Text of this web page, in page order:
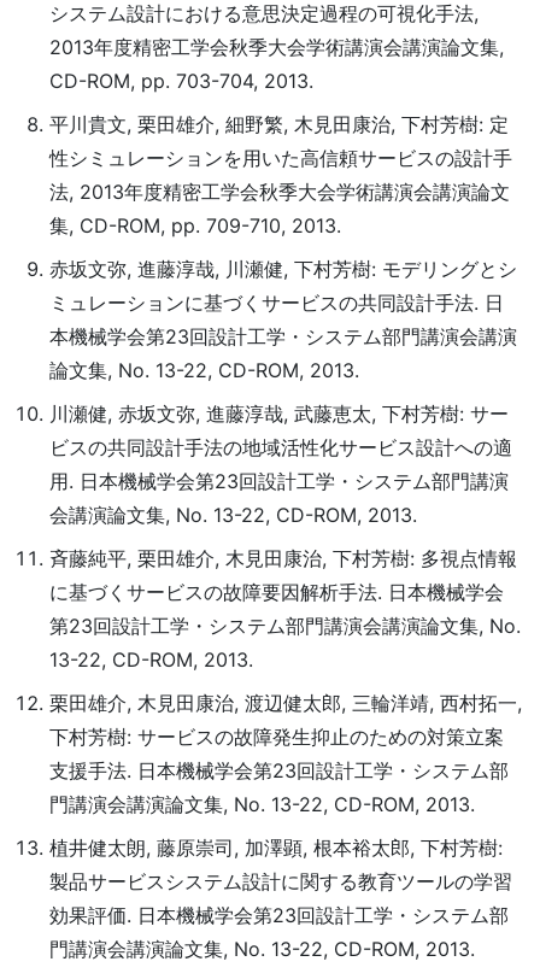
システム設計における意思決定過程の可視化手法,
2013年度精密工学会秋季大会学術講演会講演論文集,
CD-ROM, pp. 703-704, 2013.
平川貴文, 栗田雄介, 細野繁, 木見田康治, 下村芳樹: 定
性シミュレーションを用いた高信頼サービスの設計手
法, 2013年度精密工学会秋季大会学術講演会講演論文
集, CD-ROM, pp. 709-710, 2013.
赤坂文弥, 進藤淳哉, 川瀬健, 下村芳樹: モデリングとシ
ミュレーションに基づくサービスの共同設計手法. 日
本機械学会第23回設計工学・システム部門講演会講演
論文集, No. 13-22, CD-ROM, 2013.
川瀬健, 赤坂文弥, 進藤淳哉, 武藤恵太, 下村芳樹: サー
ビスの共同設計手法の地域活性化サービス設計への適
用. 日本機械学会第23回設計工学・システム部門講演
会講演論文集, No. 13-22, CD-ROM, 2013.
斉藤純平, 栗田雄介, 木見田康治, 下村芳樹: 多視点情報
に基づくサービスの故障要因解析手法. 日本機械学会
第23回設計工学・システム部門講演会講演論文集, No.
13-22, CD-ROM, 2013.
栗田雄介, 木見田康治, 渡辺健太郎, 三輪洋靖, 西村拓一,
下村芳樹: サービスの故障発生抑止のための対策立案
支援手法. 日本機械学会第23回設計工学・システム部
門講演会講演論文集, No. 13-22, CD-ROM, 2013.
植井健太朗, 藤原崇司, 加澤顕, 根本裕太郎, 下村芳樹:
製品サービスシステム設計に関する教育ツールの学習
効果評価. 日本機械学会第23回設計工学・システム部
門講演会講演論文集, No. 13-22, CD-ROM, 2013.